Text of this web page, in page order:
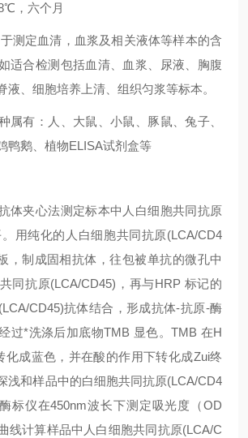
，六个月
测定血清，血浆及相关液体等样本的含
适合检测包括血清、血浆、尿液、胸腹
液、细胞培养上清、组织匀浆等标本。
属有：人、大鼠、小鼠、豚鼠、兔子、
鸭鹅、植物ELISA试剂盒等
体夹心法测定标本中人白细胞共同抗原
用纯化的人白细胞共同抗原(LCA/CD4
，制成固相抗体，往包被单抗的微孔中
同抗原(LCA/CD45)，再与HRP 标记的
CD45)抗体结合，形成抗体-抗原-酶
过*洗涤后加底物TMB 显色。TMB 在H
化成蓝色，并在酸的作用下转化成Zui终
浅和样品中的白细胞共同抗原(LCA/CD4
标仪在450nm波长下测定吸光度（OD
线计算样品中人白细胞共同抗原(LCA/C